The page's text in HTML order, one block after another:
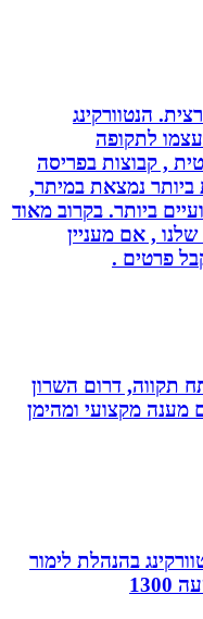
קבוצות בפריסה
נמצאת במיתר,
בקרוב מאוד
, אם מעניין
.
דרום השרון
מקצועי ומהימן
בהנהלת לימור